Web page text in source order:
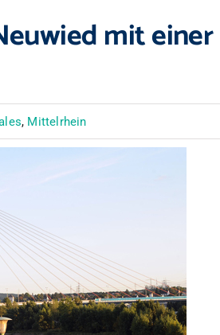
mit einer
, Mittelrhein